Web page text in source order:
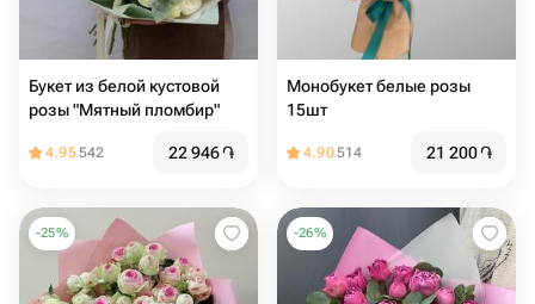
Букет из белой кустовой
розы "Мятный пломбир"
4.95542 22 946֏
Монобукет белые розы
15шт
4.90514 21 200֏
-25% -26%